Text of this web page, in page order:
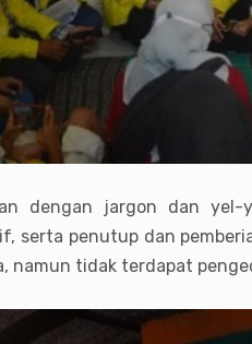
dengan jargon dan
serta penutup dan
namun tidak terdapat